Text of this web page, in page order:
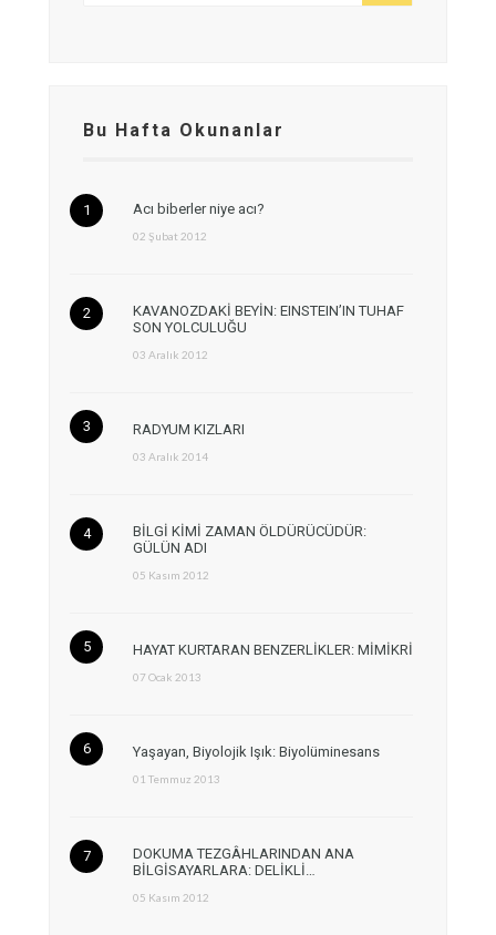
Bu Hafta Okunanlar
Acı biberler niye acı?
02 Şubat 2012
KAVANOZDAKİ BEYİN: EINSTEIN’IN TUHAF
SON YOLCULUĞU
03 Aralık 2012
RADYUM KIZLARI
03 Aralık 2014
BİLGİ KİMİ ZAMAN ÖLDÜRÜCÜDÜR:
GÜLÜN ADI
05 Kasım 2012
HAYAT KURTARAN BENZERLİKLER: MİMİKRİ
07 Ocak 2013
Yaşayan, Biyolojik Işık: Biyolüminesans
01 Temmuz 2013
DOKUMA TEZGÂHLARINDAN ANA
BİLGİSAYARLARA: DELİKLİ…
05 Kasım 2012